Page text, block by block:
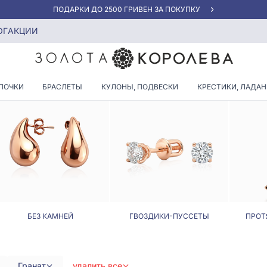
«ЛУЧШАЯ ЦЕНА» ОТ 5945 ГРН/ГРАММ
АКЦИИ
БРАСЛЕТЫ КУЛОНЫ, ПОДВЕСКИ КРЕСТИКИ,
застежкой
ГРАНАТ С
БЕЗ КАМНЕЙ ГВОЗДИКИ-ПУССЕТЫ